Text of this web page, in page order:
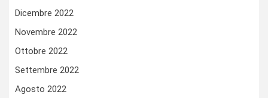
Dicembre 2022
Novembre 2022
Ottobre 2022
Settembre 2022
Agosto 2022